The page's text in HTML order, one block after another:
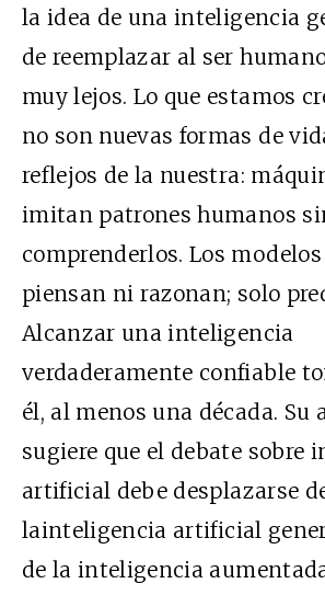
la idea de una inteligencia
de reemplazar al ser
muy lejos. Lo que estamos
no son nuevas formas de
reflejos de la nuestra:
imitan patrones humanos
comprenderlos. Los
piensan ni razonan; solo
Alcanzar una inteligencia
verdaderamente confiable
él, al menos una década. Su
sugiere que el debate sobre
artificial debe desplazarse
lainteligencia artificial
de la inteligencia